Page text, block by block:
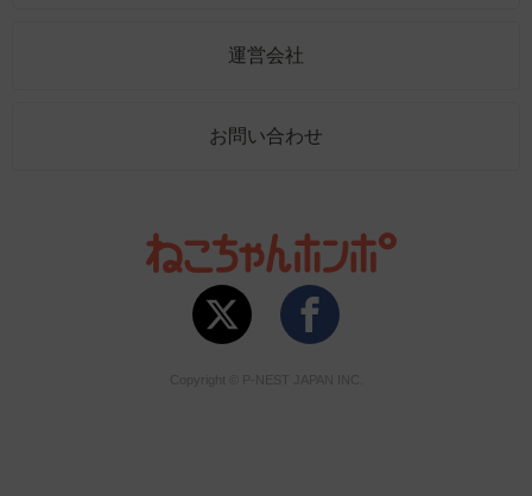
運営会社
お問い合わせ
Copyright © P-NEST JAPAN INC.